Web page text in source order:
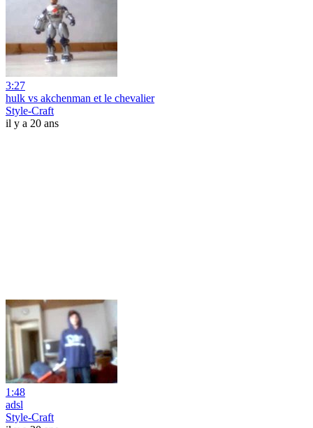
3:27
hulk vs akchenman et le chevalier
Style-Craft
il y a 20 ans
1:48
adsl
Style-Craft